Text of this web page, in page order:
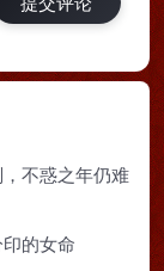
不惑之年仍难
的女命